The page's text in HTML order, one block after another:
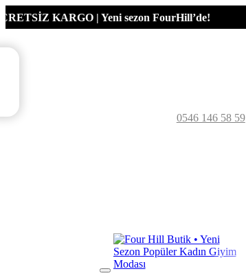
KARGO | Yeni sezon FourHill’de!
0546 146 58 59
Mobil